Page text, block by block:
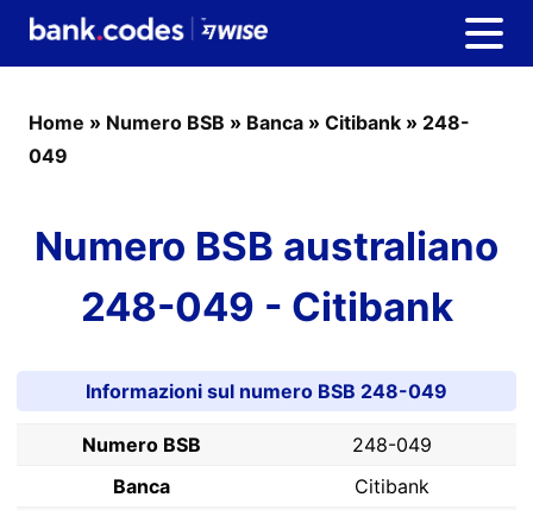
Home » Numero BSB » Banca » Citibank » 248-
049
Numero BSB australiano
248-049 - Citibank
Informazioni sul numero BSB 248-049
Numero BSB
248-049
Banca
Citibank